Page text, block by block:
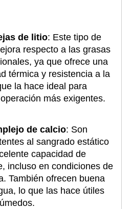
de litio: Este tipo de
respecto a las grasas
ya que ofrece una
térmica y resistencia a la
la hace ideal para
más exigentes.
de calcio: Son
al sangrado estático
capacidad de
incluso en condiciones de
También ofrecen buena
lo que las hace útiles